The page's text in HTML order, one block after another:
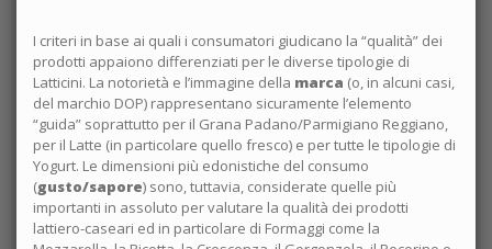
I criteri in base ai quali i consumatori giudicano la “qualità” dei
prodotti appaiono differenziati per le diverse tipologie di
Latticini. La notorietà e l’immagine della marca (o, in alcuni casi,
del marchio DOP) rappresentano sicuramente l’elemento
“guida” soprattutto per il Grana Padano/Parmigiano Reggiano,
per il Latte (in particolare quello fresco) e per tutte le tipologie di
Yogurt. Le dimensioni più edonistiche del consumo
(gusto/sapore) sono, tuttavia, considerate quelle più
importanti in assoluto per valutare la qualità dei prodotti
lattiero-caseari ed in particolare di Formaggi come la